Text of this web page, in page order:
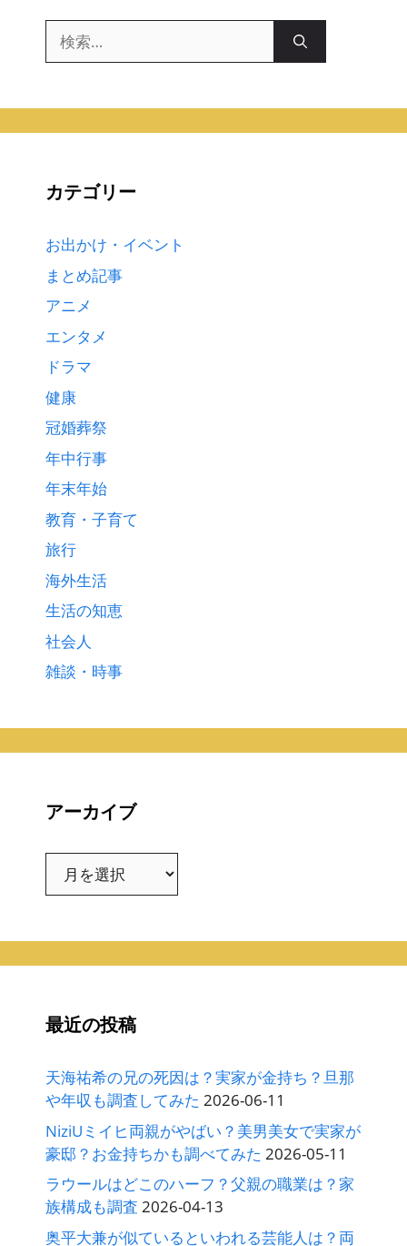
索:
カテゴリー
お出かけ・イベント
まとめ記事
アニメ
エンタメ
ドラマ
健康
冠婚葬祭
年中行事
年末年始
教育・子育て
旅行
海外生活
生活の知恵
社会人
雑談・時事
アーカイブ
最近の投稿
天海祐希の兄の死因は？実家が金持ち？旦那
や年収も調査してみた 2026-06-11
NiziUミイヒ両親がやばい？美男美女で実家が
豪邸？お金持ちかも調べてみた 2026-05-11
ラウールはどこのハーフ？父親の職業は？家
族構成も調査 2026-04-13
奥平大兼が似ているといわれる芸能人は？両